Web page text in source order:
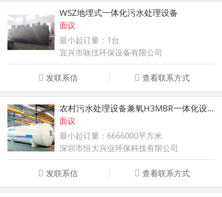
WSZ地埋式一体化污水处理设备
面议
最小起订量：1台
宜兴市咏佳环保设备有限公司
发联系信 查看联系方式
农村污水处理设备兼氧H3MBR一体化设备
面议
最小起订量：6666000平方米
深圳市恒大兴业环保科技有限公司
发联系信 查看联系方式